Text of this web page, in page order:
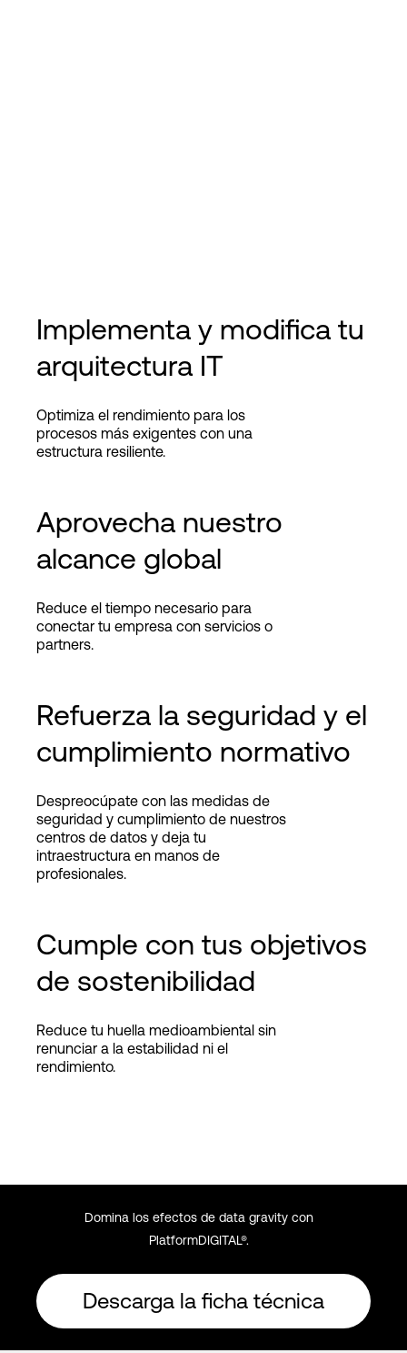
Implementa y modifica tu
arquitectura IT
Optimiza el rendimiento para los
procesos más exigentes con una
estructura resiliente.
Aprovecha nuestro
alcance global
Reduce el tiempo necesario para
conectar tu empresa con servicios o
partners.
Refuerza la seguridad y el
cumplimiento normativo
Despreocúpate con las medidas de
seguridad y cumplimiento de nuestros
centros de datos y deja tu
intraestructura en manos de
profesionales.
Cumple con tus objetivos
de sostenibilidad
Reduce tu huella medioambiental sin
renunciar a la estabilidad ni el
rendimiento.
Domina los efectos de data gravity con
PlatformDIGITAL®.
Descarga la ficha técnica